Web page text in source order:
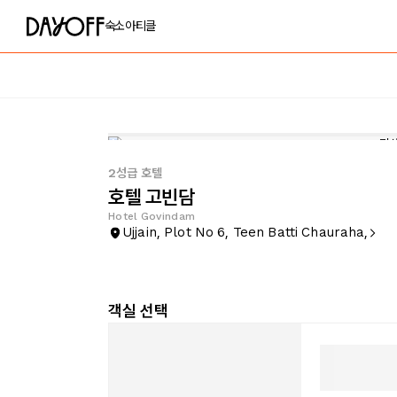
숙소아티클
2성급 호텔
호텔 고빈담
Hotel Govindam
Ujjain, Plot No 6, Teen Batti Chauraha,
객실 선택